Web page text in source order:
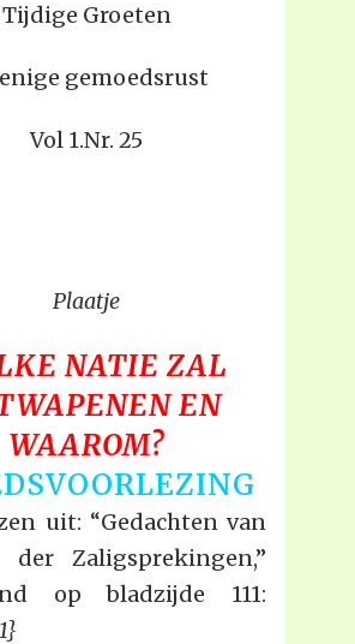
Tijdige Groeten
gemoedsrust
Vol 1.Nr. 25
Plaatje
NATIE ZAL
EN
WAAROM?
uit: “Gedachten van
Zaligsprekingen,”
op bladzijde 111: